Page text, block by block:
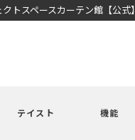
トスペースカーテン館【公式】
テイスト 機能